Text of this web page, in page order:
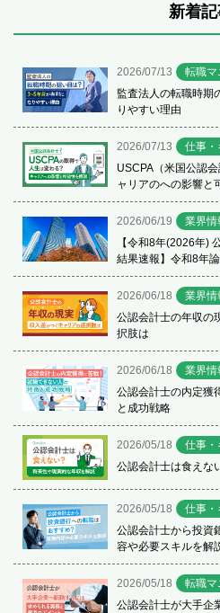
新着
2026/07/13
転職マ
監査法人の転職時期
りやすい理由
2026/07/13
仕事・
USCPA（米国公認
ャリアのへの影響と
2026/06/19
業界情
【令和8年(2026年)
結果速報】令和8年
2026/06/18
業界情
公認会計士の年収の
択肢は
2026/06/18
業界情
公認会計士の内定獲
と成功戦略
2026/05/18
仕事・
公認会計士は食えな
2026/05/18
仕事・
公認会計士から投資
容や必要スキルを解
2026/05/18
転職マ
公認会計士が大手企